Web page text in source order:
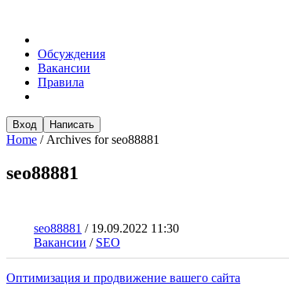
Обсуждения
Вакансии
Правила
Вход Написать
Home / Archives for seo88881
seo88881
seo88881 / 19.09.2022 11:30
Вакансии / SEO
Оптимизация и продвижение вашего сайта